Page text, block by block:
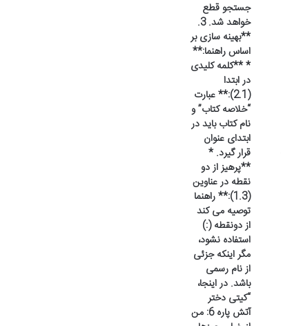
جستجو قطع
خواهد شد. 3.
**بهینه سازی بر
اساس راهنما:**
* **کلمه کلیدی
در ابتدا
(2.1):** عبارت
“خلاصه کتاب” و
نام کتاب باید در
ابتدای عنوان
قرار گیرد. *
**پرهیز از دو
نقطه در عناوین
(1.3):** راهنما
توصیه می کند
از دونقطه (:)
استفاده نشود،
مگر اینکه جزئی
از نام رسمی
باشد. در اینجا،
“کیتی دختر
آتش پاره 6: من